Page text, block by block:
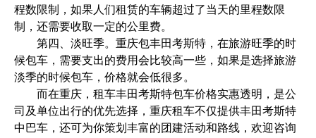
程数限制，如果人们租赁的车辆超过了当天的里程数限
制，还需要收取一定的公里费。
第四、淡旺季。重庆包丰田考斯特，在旅游旺季的时
候包车，需要支出的费用会比较高一些，如果是选择旅游
淡季的时候包车，价格就会低很多。
而在重庆，租车丰田考斯特包车价格实惠透明，是公
司及单位出行的优先选择，重庆租车不仅提供丰田考斯特
中巴车，还可为你策划丰富的团建活动和路线，欢迎咨询